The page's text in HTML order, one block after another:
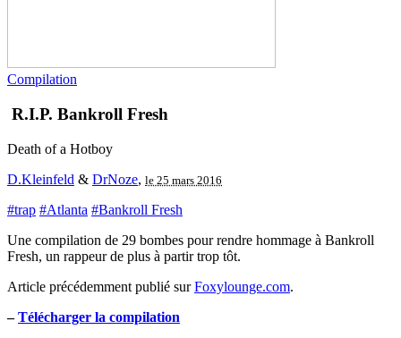
Compilation
R.I.P. Bankroll Fresh
Death of a Hotboy
D.Kleinfeld & DrNoze, le 25 mars 2016
#trap #Atlanta #Bankroll Fresh
Une compilation de 29 bombes pour rendre hommage à Bankroll
Fresh, un rappeur de plus à partir trop tôt.
Article précédemment publié surFoxylounge.com.
– Télécharger la compilation